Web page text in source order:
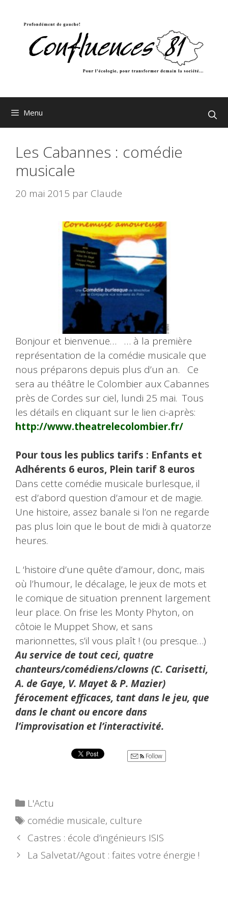
Menu
Les Cabannes : comédie
musicale
20 mai 2015 par Claude
Bonjour et bienvenue… … à la première
représentation de la comédie musicale que
nous préparons depuis plus d’un an. Ce
sera au théâtre le Colombier aux Cabannes
près de Cordes sur ciel, lundi 25 mai. Tous
les détails en cliquant sur le lien ci-après:
http://www.theatrelecolombier.fr/
Pour tous les publics tarifs : Enfants et
Adhérents 6 euros, Plein tarif 8 euros
Dans cette comédie musicale burlesque, il
est d’abord question d’amour et de magie.
Une histoire, assez banale si l’on ne regarde
pas plus loin que le bout de midi à quatorze
heures.
L ‘histoire d’une quête d’amour, donc, mais
où l’humour, le décalage, le jeux de mots et
le comique de situation prennent largement
leur place. On frise les Monty Phyton, on
côtoie le Muppet Show, et sans
marionnettes, s’il vous plaît ! (ou presque…)
Au service de tout ceci, quatre
chanteurs/comédiens/clowns (C. Carisetti,
A. de Gaye, V. Mayet & P. Mazier)
férocement efficaces, tant dans le jeu, que
dans le chant ou encore dans
l’improvisation et l’interactivité.
Follow
Catégories
L'Actu
Étiquettes
comédie musicale, culture
Castres : école d’ingénieurs ISIS
La Salvetat/Agout : faites votre énergie !